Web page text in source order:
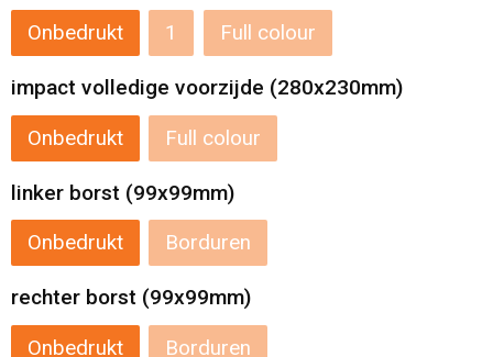
Onbedrukt 1 Full colour
impact volledige voorzijde (280x230mm)
Onbedrukt Full colour
linker borst (99x99mm)
Onbedrukt Borduren
rechter borst (99x99mm)
Onbedrukt Borduren